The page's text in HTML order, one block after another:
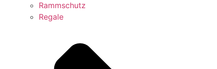
Rammschutz
Regale